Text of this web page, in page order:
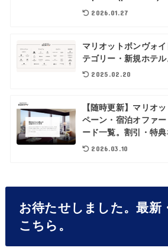
2026.01.27
マリオットボンヴォ
テゴリー・新規ホテル
2025.02.20
【随時更新】マリオ
ペーン・宿泊オファ
ード一覧。割引・特典
2026.03.10
お待たせしました。最新
こちら。